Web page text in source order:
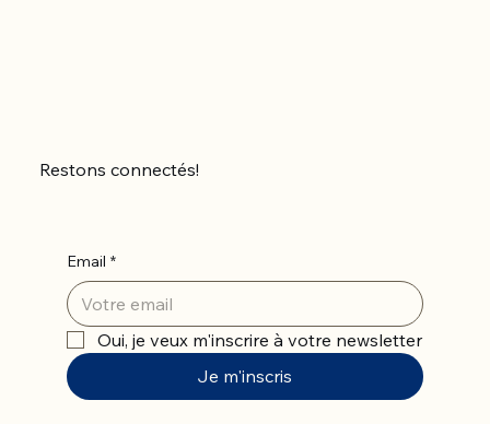
Restons connectés!
Email *
Oui, je veux m'inscrire à votre newsletter
Je m'inscris